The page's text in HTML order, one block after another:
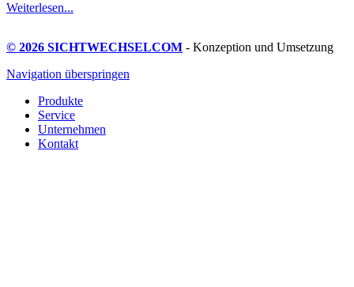
Weiterlesen...
© 2026 SICHTWECHSELCOM - Konzeption und Umsetzung
Navigation überspringen
Produkte
Service
Unternehmen
Kontakt